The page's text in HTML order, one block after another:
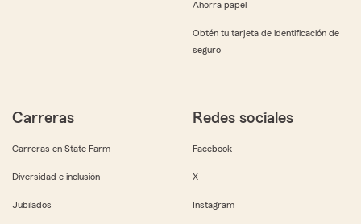
Ahorra papel
Obtén tu tarjeta de identificación de
seguro
Carreras
Carreras en State Farm
Diversidad e inclusión
Jubilados
Redes sociales
Facebook
X
Instagram